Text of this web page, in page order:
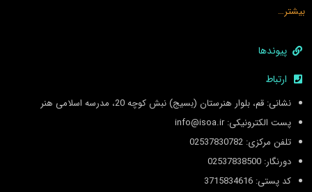
بیشتر…
پیوندها
ارتباط
نشانی: قم، بلوار هنرستان (بسیج) نبش کوچه 20، مدرسه اسلامی هنر
پست الکترونیکی: info@isoa.ir
تلفن مرکزی: 02537830782
دورنگار: 02537838500
کد پستی: 3715834616